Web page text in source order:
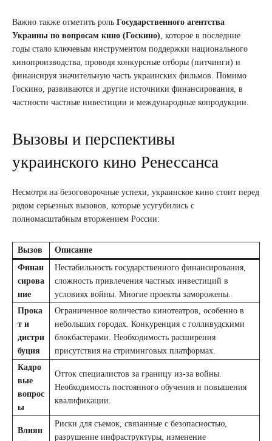
Важно также отметить роль Государственного агентства
Украины по вопросам кино (Госкино) , которое в последние
годы стало ключевым инструментом поддержки национального
кинопроизводства, проводя конкурсные отборы (питчинги) и
финансируя значительную часть украинских фильмов. Помимо
Госкино, развиваются и другие источники финансирования, в
частности частные инвестиции и международные копродукции.
Вызовы и перспективы
украинского кино Ренессанса
Несмотря на безоговорочные успехи, украинское кино стоит перед
рядом серьезных вызовов, которые усугубились с
полномасштабным вторжением России:
Вызов
Описание
Финан
сирова
ние
Нестабильность государственного финансирования,
сложность привлечения частных инвестиций в
условиях войны. Многие проекты заморожены.
Прока
т и
дистри
буция
Ограниченное количество кинотеатров, особенно в
небольших городах. Конкуренция с голливудскими
блокбастерами. Необходимость расширения
присутствия на стриминговых платформах.
Кадро
вые
вопрос
ы
Отток специалистов за границу из-за войны.
Необходимость постоянного обучения и повышения
квалификации.
Влиян
Риски для съемок, связанные с безопасностью,
разрушение инфраструктуры, изменение